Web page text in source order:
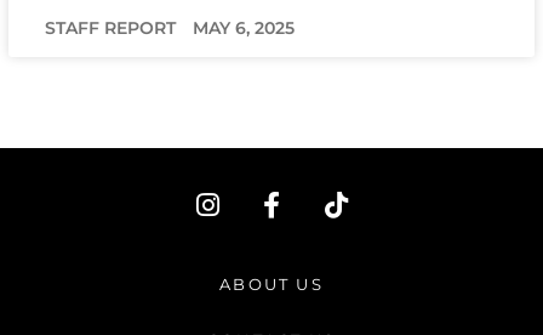
STAFF REPORT MAY 6, 2025
I
n
a
F
a
e
b
T
i
ABOUT US